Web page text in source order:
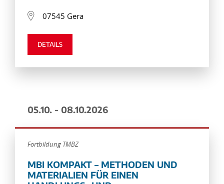
07545 Gera
DETAILS
05.10. - 08.10.2026
Fortbildung TMBZ
MBI KOMPAKT – METHODEN UND
MATERIALIEN FÜR EINEN